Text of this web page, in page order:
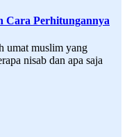
Cara Perhitungannya
umat muslim yang
nisab dan apa saja